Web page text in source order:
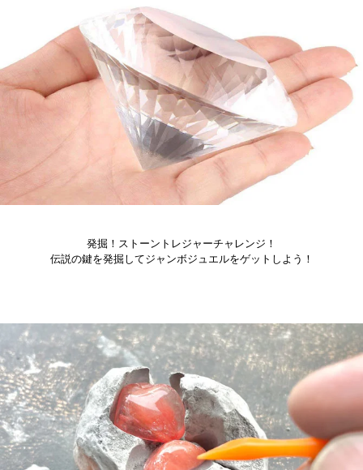
発掘！ストーントレジャーチャレンジ！
伝説の鍵を発掘してジャンボジュエルをゲットしよう！